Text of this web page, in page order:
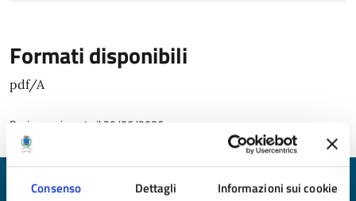
Consenso Dettagli Informazioni sui cookie
Formati disponibili
pdf/A
Pagina aggiornata il 29/06/2026